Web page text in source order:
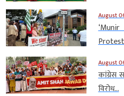
August
August
कांग्रेस
विरोध...